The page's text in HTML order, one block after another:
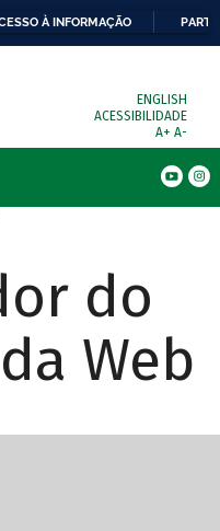
À INFORMAÇÃO
ENGLISH
ACESSIBILIDADE
A+ A-
do
Web